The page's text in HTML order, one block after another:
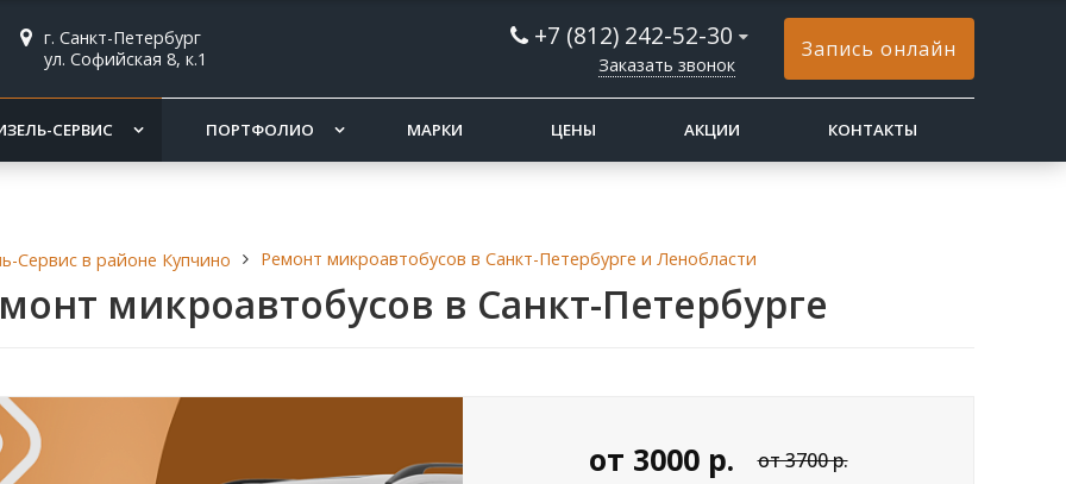
г. Санкт-Петербург
ул. Софийская 8, к.1
+7 (812) 242-52-30
Заказать звонок
Запись онлайн
СЕРВИС ПОРТФОЛИО МАРКИ ЦЕНЫ АКЦИИ КОНТАКТЫ
Сервис в районе Купчино Ремонт микроавтобусов в Санкт-Петербурге и Ленобласти
микроавтобусов в Санкт-Петербурге
от 3000р. от 3700 р.